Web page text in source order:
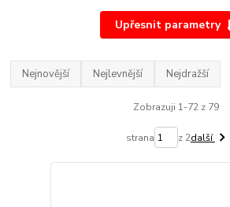
Upřesnit parametry
Nejnovější Nejlevnější Nejdražší
Zobrazuji 1-72 z 79
strana z 2další